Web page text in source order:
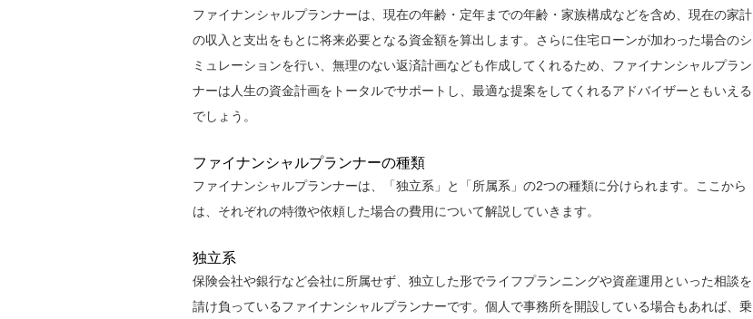
ファイナンシャルプランナーは、現在の年齢・定年までの年齢・家族構成などを含め、現在の家計
の収入と支出をもとに将来必要となる資金額を算出します。さらに住宅ローンが加わった場合のシ
ミュレーションを行い、無理のない返済計画なども作成してくれるため、ファイナンシャルプラン
ナーは人生の資金計画をトータルでサポートし、最適な提案をしてくれるアドバイザーともいえる
でしょう。
ファイナンシャルプランナーの種類
ファイナンシャルプランナーは、「独立系」と「所属系」の2つの種類に分けられます。ここから
は、それぞれの特徴や依頼した場合の費用について解説していきます。
独立系
保険会社や銀行など会社に所属せず、独立した形でライフプランニングや資産運用といった相談を
請け負っているファイナンシャルプランナーです。個人で事務所を開設している場合もあれば、乗